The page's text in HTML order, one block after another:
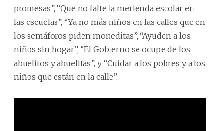
promesas”, “Que no falte la merienda escolar en
las escuelas”, “Ya no más niños en las calles que en
los semáforos piden moneditas”, “Ayuden a los
niños sin hogar”, “El Gobierno se ocupe de los
abuelitos y abuelitas”, y “Cuidar a los pobres y a los
niños que están en la calle”.